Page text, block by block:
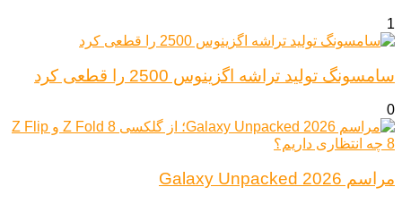
1
سامسونگ تولید تراشه اگزینوس 2500 را قطعی کرد
0
مراسم Galaxy Unpacked 2026